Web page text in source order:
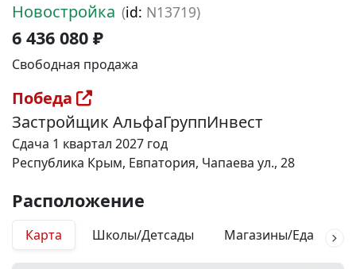
Новостройка (id: N13719)
6 436 080 ₽
Свободная продажа
Победа
Застройщик АльфаГруппИнвест
Сдача 1 квартал 2027 год
Республика Крым, Евпатория, Чапаева ул., 28
Расположение
Карта Школы/Детсады Магазины/Еда